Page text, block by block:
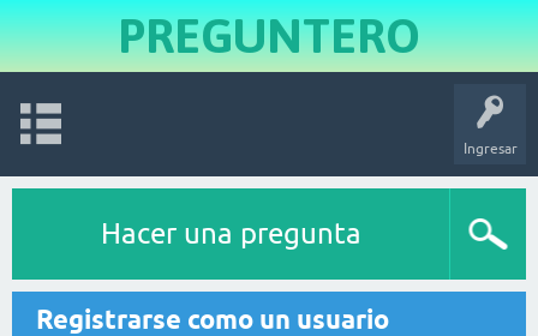
PREGUNTERO
Ingresar
Hacer una pregunta
Registrarse como un usuario